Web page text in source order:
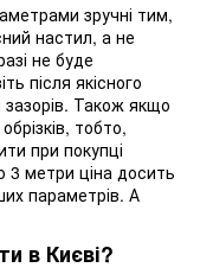
зручні тим,
настил, а не
не буде
після якісного
Також якщо
тобто,
при покупці
метри ціна досить
параметрів. А
в Києві?